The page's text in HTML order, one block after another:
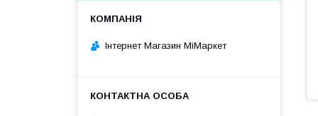
Інтернет Магазин МіМаркет